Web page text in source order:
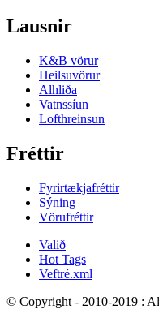
Lausnir
K&B vörur
Heilsuvörur
Alhliða
Vatnssíun
Lofthreinsun
Fréttir
Fyrirtækjafréttir
Sýning
Vörufréttir
Valið
Hot Tags
Veftré.xml
© Copyright - 2010-2019 :